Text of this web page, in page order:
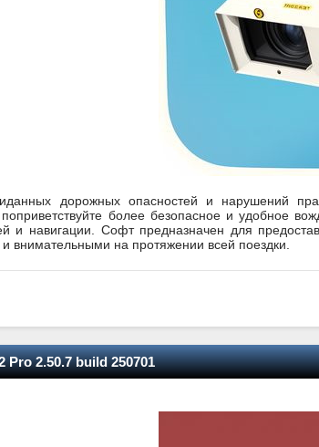
дорожных опасностей и нарушений
более безопасное и удобное
и навигации. Софт предназначен для
внимательными на протяжении всей поездки.
Pro 2.50.7 build 250701